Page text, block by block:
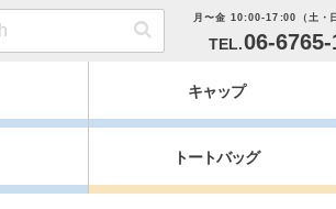
月〜金 10:00-17:00（土・
06-
キャップ
トートバッグ